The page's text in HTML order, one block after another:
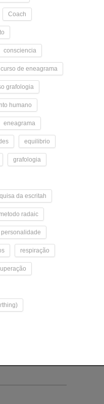
Coach
consciencia
curso de eneagrama
grafologia
humano
eneagrama
equilibrio
grafologia
da escritah
metodo radaic
personalidade
respiração